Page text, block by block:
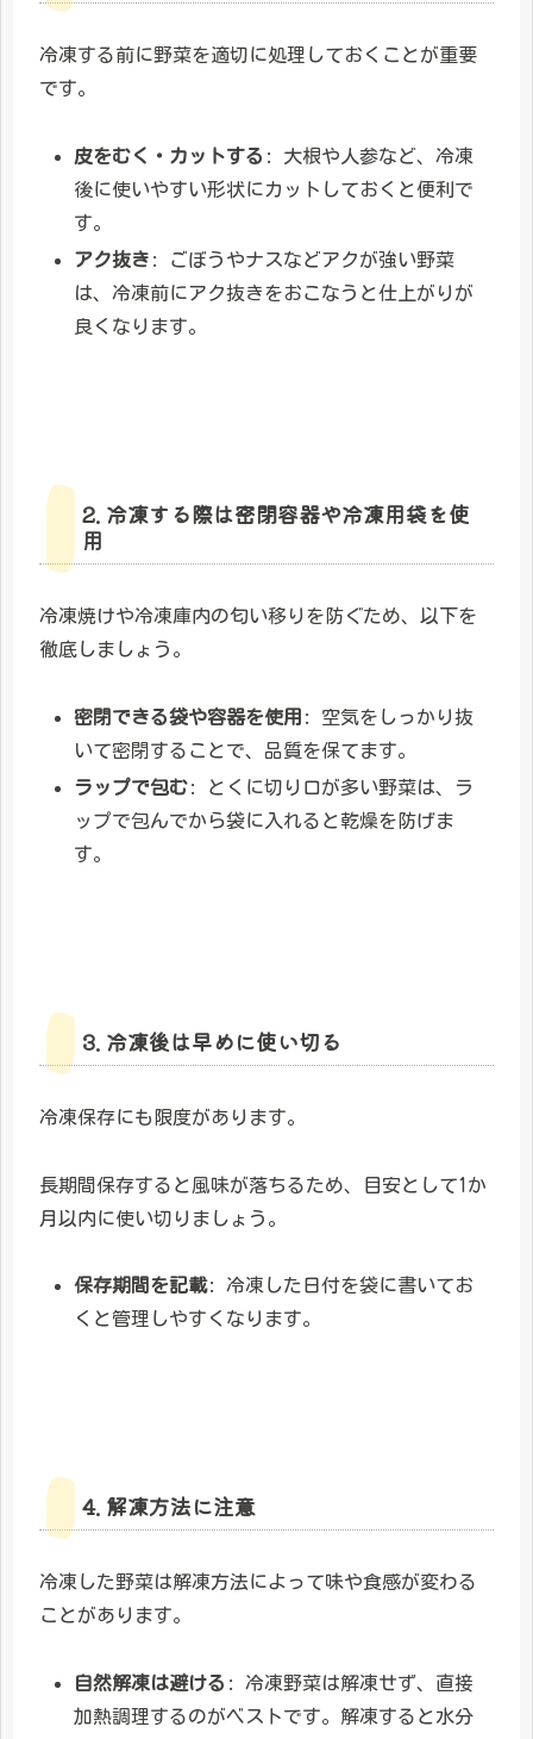
冷凍する前に野菜を適切に処理しておくことが重要
です。
皮をむく・カットする : 大根や人参など、冷凍
後に使いやすい形状にカットしておくと便利で
す。
アク抜き : ごぼうやナスなどアクが強い野菜
は、冷凍前にアク抜きをおこなうと仕上がりが
良くなります。
2. 冷凍する際は密閉容器や冷凍用袋を使
用
冷凍焼けや冷凍庫内の匂い移りを防ぐため、以下を
徹底しましょう。
密閉できる袋や容器を使用 : 空気をしっかり抜
いて密閉することで、品質を保てます。
ラップで包む: とくに切り口が多い野菜は、ラ
ップで包んでから袋に入れると乾燥を防げま
す。
3. 冷凍後は早めに使い切る
冷凍保存にも限度があります。
長期間保存すると風味が落ちるため、目安として1か
月以内に使い切りましょう。
保存期間を記載: 冷凍した日付を袋に書いてお
くと管理しやすくなります。
4. 解凍方法に注意
冷凍した野菜は解凍方法によって味や食感が変わる
ことがあります。
自然解凍は避ける : 冷凍野菜は解凍せず、直接
加熱調理するのがベストです。解凍すると水分